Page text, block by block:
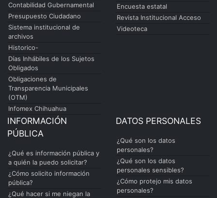
Contabilidad Gubernamental
Presupuesto Ciudadano
Sistema institucional de
archivos
Historico-
Días Inhábiles de los Sujetos
Obligados
Obligaciones de
Transparencia Municipales
(OTM)
Infomex Chihuahua
Encuesta estatal
Revista Institucional Acceso
Videoteca
INFORMACIÓN
PÚBLICA
¿Qué es información pública y
a quién la puedo solicitar?
¿Cómo solicito información
pública?
¿Qué hacer si me niegan la
DATOS PERSONALES
¿Qué son los datos
personales?
¿Qué son los datos
personales sensibles?
¿Cómo protejo mis datos
personales?